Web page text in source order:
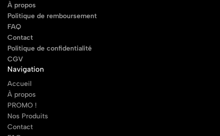
À propos
Politique de remboursement
FAQ
Contact
Politique de confidentialité
CGV
Navigation
Accueil
À propos
PROMO !
Nos Produits
Contact